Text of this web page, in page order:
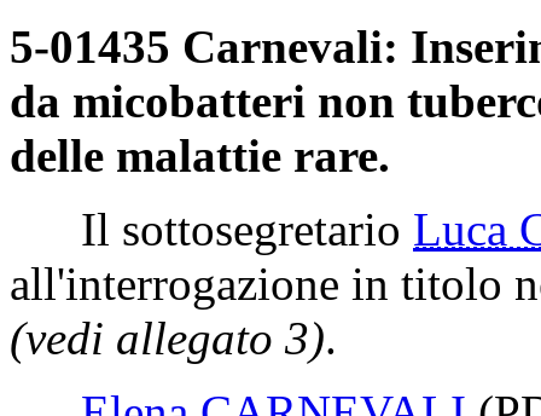
5-01435 Carnevali:
da micobatteri non
delle malattie rare.
Il sottosegretario Luca
all'interrogazione in titolo
(vedi allegato 3).